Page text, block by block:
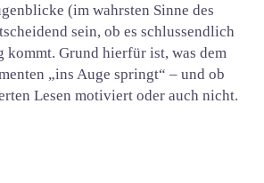
(im wahrsten Sinne des
sein, ob es schlussendlich
kommt. Grund hierfür ist, was dem
„ins Auge springt“ – und ob
Lesen motiviert oder auch nicht.